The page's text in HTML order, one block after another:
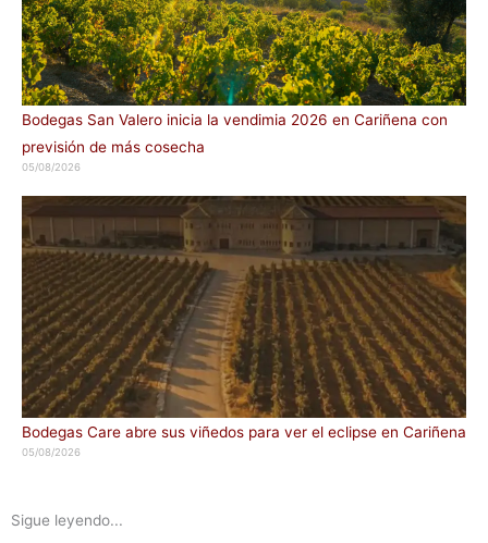
Bodegas San Valero inicia la vendimia 2026 en Cariñena con
previsión de más cosecha
05/08/2026
Bodegas Care abre sus viñedos para ver el eclipse en Cariñena
05/08/2026
Sigue leyendo...